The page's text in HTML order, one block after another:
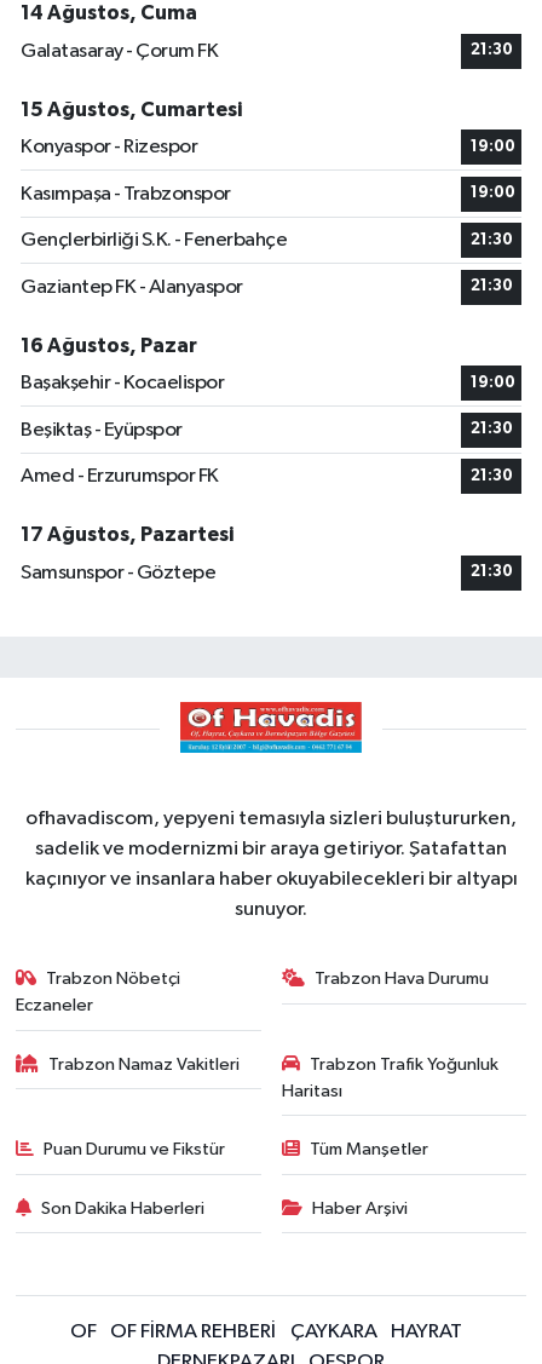
14 Ağustos, Cuma
Galatasaray - Çorum FK
21:30
15 Ağustos, Cumartesi
Konyaspor - Rizespor
19:00
Kasımpaşa - Trabzonspor 19:00
Gençlerbirliği S.K. - Fenerbahçe 21:30
Gaziantep FK - Alanyaspor 21:30
16 Ağustos, Pazar
Başakşehir - Kocaelispor
19:00
Beşiktaş - Eyüpspor 21:30
Amed - Erzurumspor FK 21:30
17 Ağustos, Pazartesi
Samsunspor - Göztepe
21:30
ofhavadiscom, yepyeni temasıyla sizleri buluştururken,
sadelik ve modernizmi bir araya getiriyor. Şatafattan
kaçınıyor ve insanlara haber okuyabilecekleri bir altyapı
sunuyor.
Trabzon Nöbetçi
Eczaneler
Trabzon Hava Durumu
Trabzon Namaz Vakitleri
Trabzon Trafik Yoğunluk
Haritası
Puan Durumu ve Fikstür Tüm Manşetler
Son Dakika Haberleri Haber Arşivi
OF OF FİRMA REHBERİ ÇAYKARA
HAYRAT